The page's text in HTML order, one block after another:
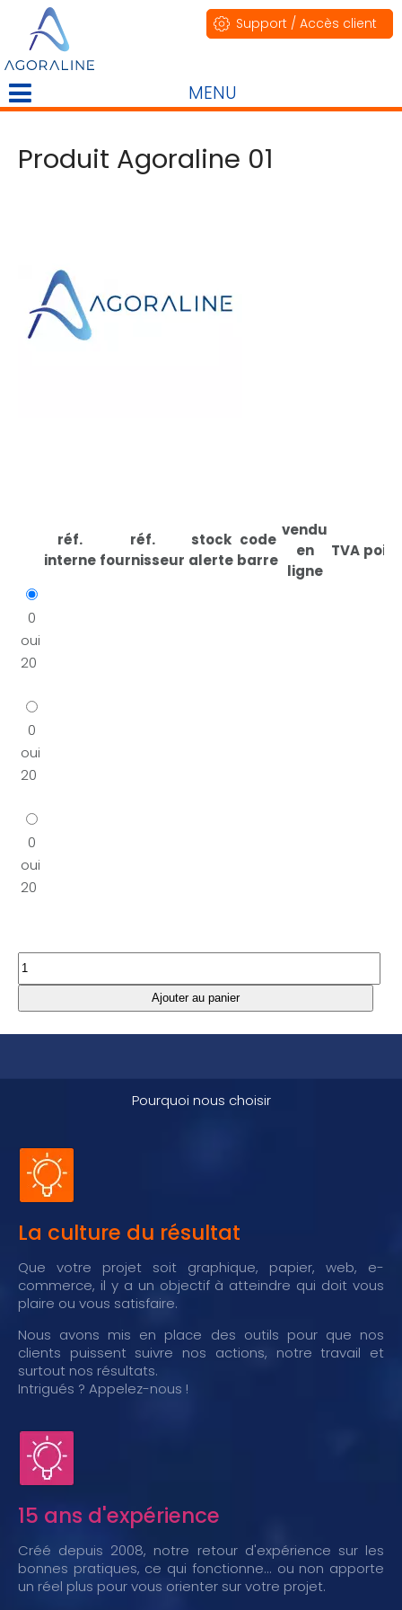
Support / Accès client
MENU
Produit Agoraline 01
réf.
interne
réf.
fournisseur
stock
alerte
code
barre
vendu
en
ligne
TVA
0
oui
20
0
oui
20
0
oui
20
Pourquoi nous choisir
La culture du résultat
Que votre projet soit graphique, papier, web, e-
commerce, il y a un objectif à atteindre qui doit vous
plaire ou vous satisfaire.
Nous avons mis en place des outils pour que nos
clients puissent suivre nos actions, notre travail et
surtout nos résultats.
Intrigués ? Appelez-nous !
15 ans d'expérience
Créé depuis 2008, notre retour d'expérience sur les
bonnes pratiques, ce qui fonctionne... ou non apporte
un réel plus pour vous orienter sur votre projet.